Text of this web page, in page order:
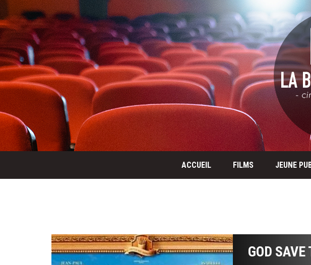
ACCUEIL FILMS JEUNE
GOD SAVE